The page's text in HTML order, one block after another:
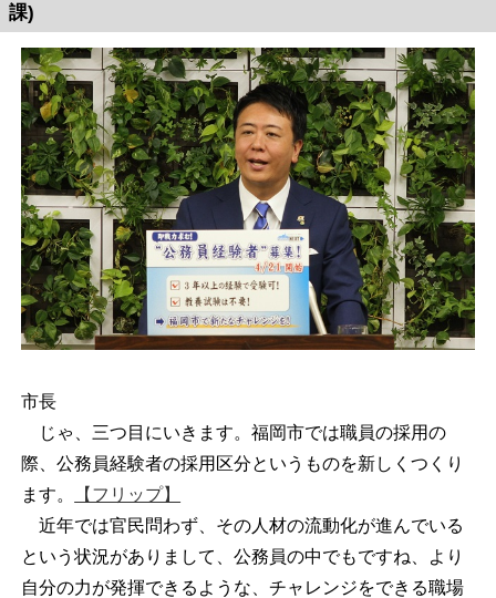
課)
市長
じゃ、三つ目にいきます。福岡市では職員の採用の
際、公務員経験者の採用区分というものを新しくつくり
ます。
【フリップ】
近年では官民問わず、その人材の流動化が進んでいる
という状況がありまして、公務員の中でもですね、より
自分の力が発揮できるような、チャレンジをできる職場